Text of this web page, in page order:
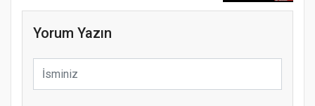
Yorum Yazın